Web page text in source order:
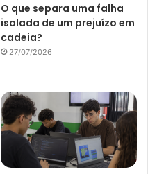
O que separa uma falha
isolada de um prejuízo em
cadeia?
27/07/2026